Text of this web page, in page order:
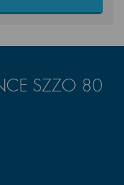
SZZO 80